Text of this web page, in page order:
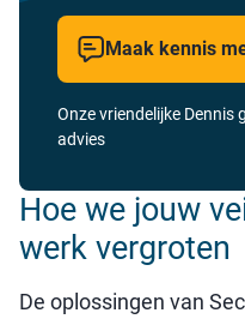
Maak kennis
Onze vriendelijke Dennis
advies
Hoe we jouw
werk vergroten
De oplossingen van